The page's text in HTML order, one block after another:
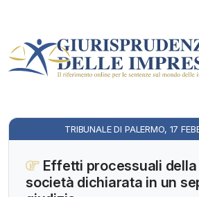
TRIBUNALE DI PALERMO, 17
Effetti processuali della
società dichiarata in un